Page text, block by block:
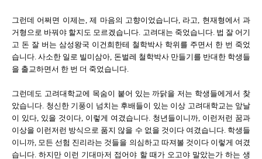
그런데 어쩌면 이제는, 제 마음의 고향이었습니다, 라고, 현재형에서 과
거형으로 바꿔야 할지도 모르겠습니다. 고려대는 죽었습니다. 법 잘 어기
고 돈 잘 버는 삼성왕국 이건희한테 철학박사 학위를 주면서 한 번 죽었
습니다. 사소한 일로 빌미삼아, 돈벌레 철학박사 만들기를 반대한 학생들
을 출교하면서 한 번 더 죽었습니다.
그런데도 고려대학교에 목숨이 붙어 있는 까닭을 저는 학생들에게서 찾
았습니다. 청신한 기풍이 넘치는 후배들이 있는 이상 고려대학교는 앞날
이 있다, 있을 것이다, 이렇게 여겼습니다. 청년들이니까, 이런저런 꿈과
이상을 이런저런 방식으로 품지 않을 수 없을 것이다 여겼습니다. 학생들
이니까, 모든 선험 진리라는 것들을 의심하고 따져볼 것이다 이렇게 여겼
습니다. 하지만 이런 기대마저 접어야 할 때가 오고야 말았는가 하는 생